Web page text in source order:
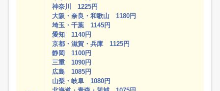
神奈川 1225円
大阪・奈良・和歌山 1180円
埼玉・千葉 1145円
愛知 1140円
京都・滋賀・兵庫 1125円
静岡 1100円
三重 1090円
広島 1085円
山梨・岐阜 1080円